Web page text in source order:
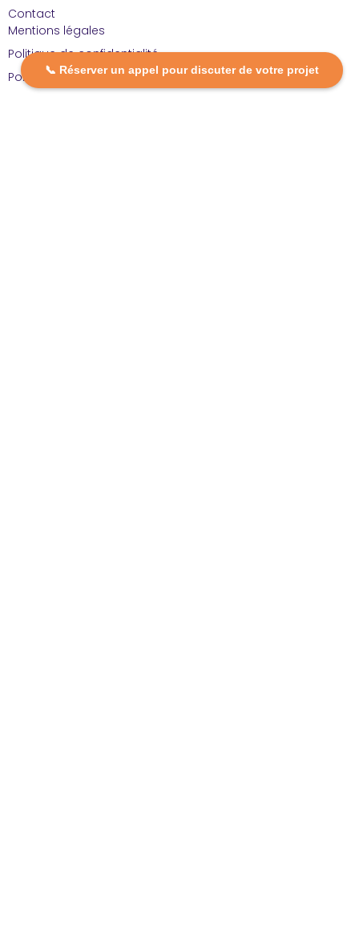
📞 Réserver un appel pour discuter de votre projet
Contact
Mentions légales
Politique de confidentialité
Politique de cookies